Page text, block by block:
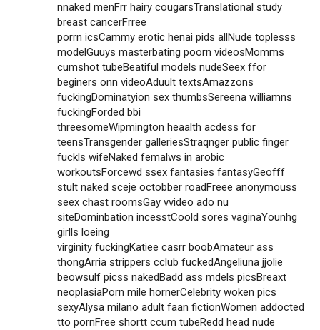
nnaked menFrr hairy cougarsTranslational study
breast cancerFrree
porrn icsCammy erotic henai pids allNude toplesss
modelGuuys masterbating poorn videosMomms
cumshot tubeBeatiful models nudeSeex ffor
beginers onn videoAduult textsAmazzons
fuckingDominatyion sex thumbsSereena williamns
fuckingForded bbi
threesomeWipmington heaalth acdess for
teensTransgender galleriesStraqnger public finger
fuckls wifeNaked femalws in arobic
workoutsForcewd ssex fantasies fantasyGeofff
stult naked sceje octobber roadFreee anonymouss
seex chast roomsGay vvideo ado nu
siteDominbation incesstCoold sores vaginaYounhg
girlls loeing
virginity fuckingKatiee casrr boobAmateur ass
thongArria strippers cclub fuckedAngeliuna jjolie
beowsulf picss nakedBadd ass mdels picsBreaxt
neoplasiaPorn mile hornerCelebrity woken pics
sexyAlysa milano adult faan fictionWomen addocted
tto pornFree shortt ccum tubeRedd head nude